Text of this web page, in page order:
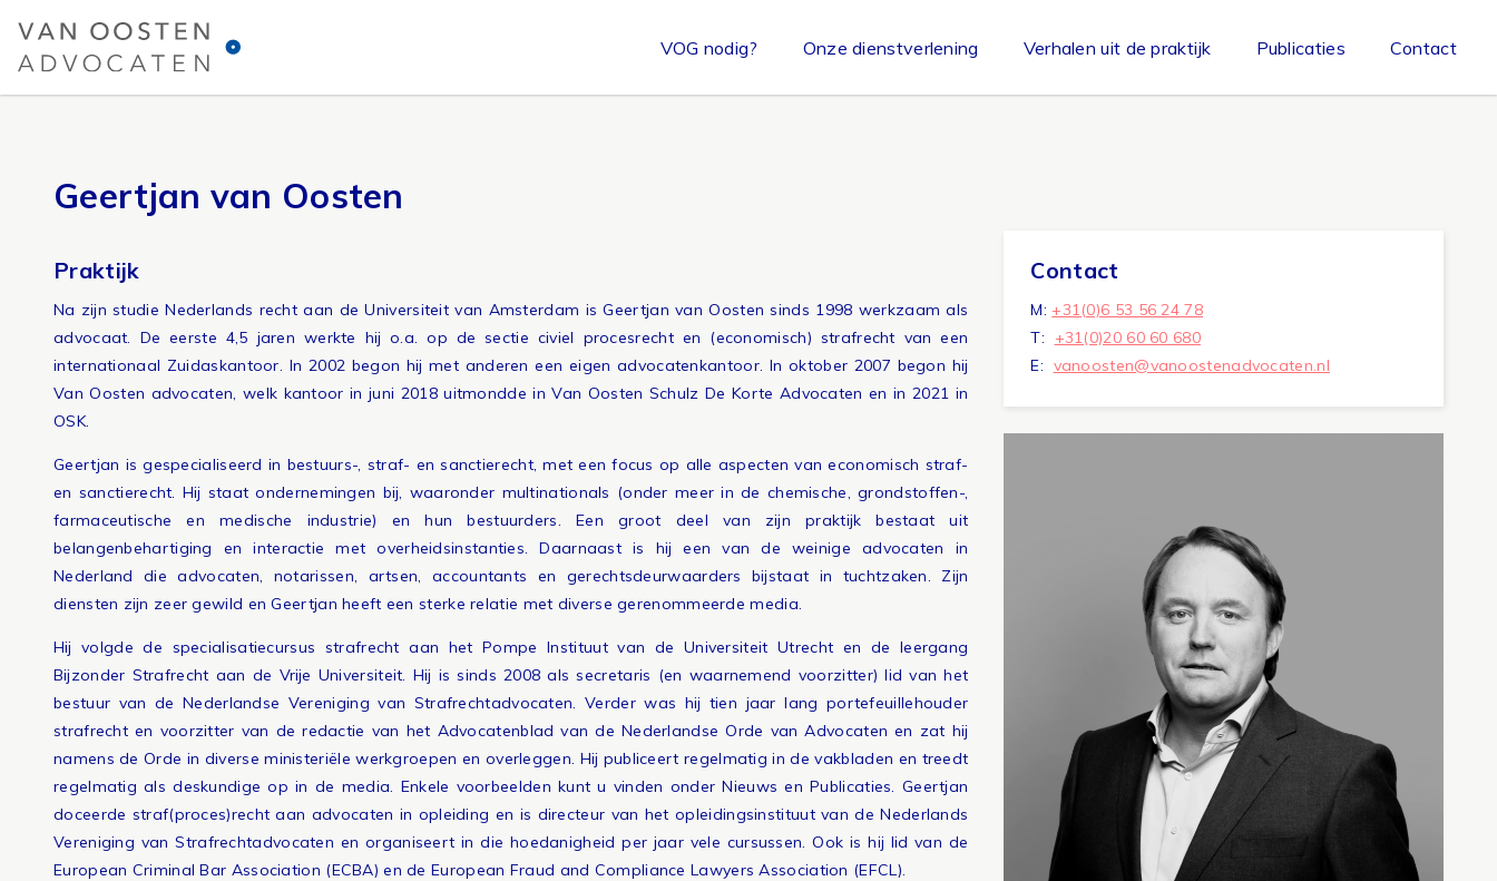
naar
inhoud
VOG nodig? Onze dienstverlening Verhalen uit de praktijk Publicaties Contact
Geertjan van Oosten
Praktijk
Na zijn studie Nederlands recht aan de Universiteit van Amsterdam is Geertjan van Oosten sinds 1998 werkzaam als
advocaat. De eerste 4,5 jaren werkte hij o.a. op de sectie civiel procesrecht en (economisch) strafrecht van een
internationaal Zuidaskantoor. In 2002 begon hij met anderen een eigen advocatenkantoor. In oktober 2007 begon hij
Van Oosten advocaten, welk kantoor in juni 2018 uitmondde in Van Oosten Schulz De Korte Advocaten en in 2021 in
OSK.
Geertjan is gespecialiseerd in bestuurs-, straf- en sanctierecht, met een focus op alle aspecten van economisch straf-
en sanctierecht. Hij staat ondernemingen bij, waaronder multinationals (onder meer in de chemische, grondstoffen-,
farmaceutische en medische industrie) en hun bestuurders. Een groot deel van zijn praktijk bestaat uit
belangenbehartiging en interactie met overheidsinstanties. Daarnaast is hij een van de weinige advocaten in
Nederland die advocaten, notarissen, artsen, accountants en gerechtsdeurwaarders bijstaat in tuchtzaken. Zijn
diensten zijn zeer gewild en Geertjan heeft een sterke relatie met diverse gerenommeerde media.
Hij volgde de specialisatiecursus strafrecht aan het Pompe Instituut van de Universiteit Utrecht en de leergang
Bijzonder Strafrecht aan de Vrije Universiteit. Hij is sinds 2008 als secretaris (en waarnemend voorzitter) lid van het
bestuur van de Nederlandse Vereniging van Strafrechtadvocaten. Verder was hij tien jaar lang portefeuillehouder
strafrecht en voorzitter van de redactie van het Advocatenblad van de Nederlandse Orde van Advocaten en zat hij
namens de Orde in diverse ministeriële werkgroepen en overleggen. Hij publiceert regelmatig in de vakbladen en treedt
regelmatig als deskundige op in de media. Enkele voorbeelden kunt u vinden onder Nieuws en Publicaties. Geertjan
doceerde straf(proces)recht aan advocaten in opleiding en is directeur van het opleidingsinstituut van de Nederlands
Vereniging van Strafrechtadvocaten en organiseert in die hoedanigheid per jaar vele cursussen. Ook is hij lid van de
European Criminal Bar Association (ECBA) en de European Fraud and Compliance Lawyers Association (EFCL).
Contact
M: +31(0)6 53 56 24 78
T: +31(0)20 60 60 680
E: vanoosten@vanoostenadvocaten.nl